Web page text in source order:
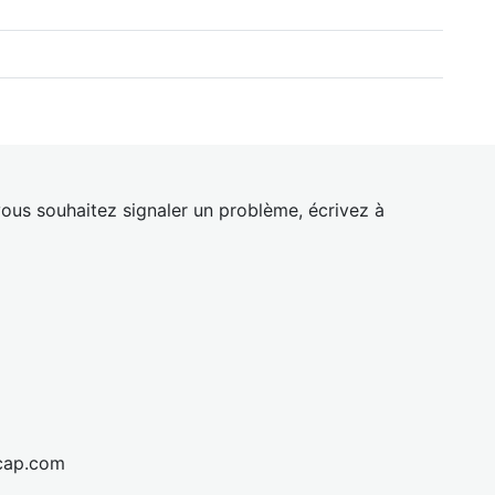
souhaitez signaler un problème, écrivez à